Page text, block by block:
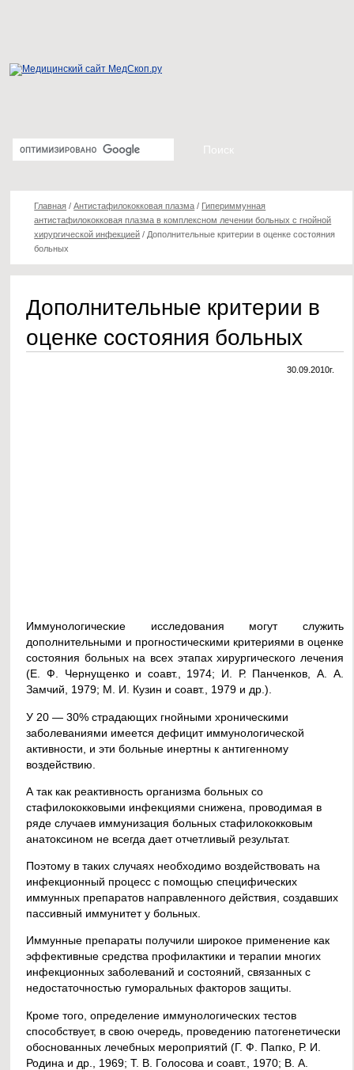
Главная /Антистафилококковая плазма / Гипериммунная
антистафилококковая плазма в комплексном лечении больных с гнойной
хирургической инфекцией / Дополнительные критерии в оценке состояния
больных
Дополнительные критерии в
оценке состояния больных
30.09.2010г.
Иммунологические исследования могут служить
дополнительными и прогностическими критериями в оценке
состояния больных на всех этапах хирургического лечения
(Е. Ф. Чернущенко и соавт., 1974; И. Р. Панченков, А. А.
Замчий, 1979; М. И. Кузин и соавт., 1979 и др.).
У 20 — 30% страдающих гнойными хроническими
заболеваниями имеется дефицит иммунологической
активности, и эти больные инертны к антигенному
воздействию.
А так как реактивность организма больных со
стафилококковыми инфекциями снижена, проводимая в
ряде случаев иммунизация больных стафилококковым
анатоксином не всегда дает отчетливый результат.
Поэтому в таких случаях необходимо воздействовать на
инфекционный процесс с помощью специфических
иммунных препаратов направленного действия, создавших
пассивный иммунитет у больных.
Иммунные препараты получили широкое применение как
эффективные средства профилактики и терапии многих
инфекционных заболеваний и состояний, связанных с
недостаточностью гуморальных факторов защиты.
Кроме того, определение иммунологических тестов
способствует, в свою очередь, проведению патогенетически
обоснованных лечебных мероприятий (Г. Ф. Папко, Р. И.
Родина и др., 1969; Т. В. Голосова и соавт., 1970; В. А.